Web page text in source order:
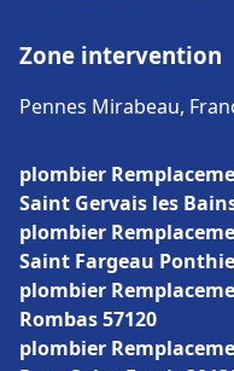
Zone intervention
Pennes Mirabeau,
plombier
Saint Gervais les
plombier
Saint Fargeau
plombier
Rombas 57120
plombier